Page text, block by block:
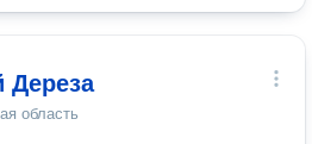
Дереза
область